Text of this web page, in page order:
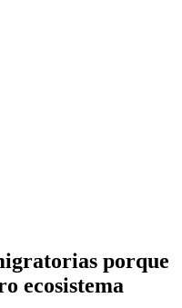
porque
ecosistema